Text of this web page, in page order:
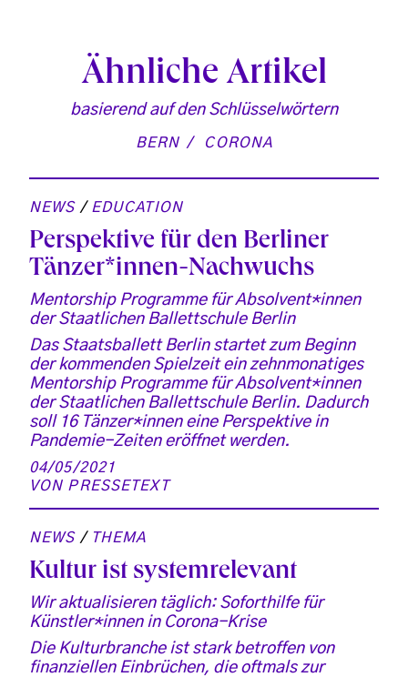
Ähnliche Artikel
basierend auf den Schlüsselwörtern
BERN CORONA
NEWS/ EDUCATION
Perspektive für den Berliner
Tänzer*innen-Nachwuchs
Mentorship Programme für Absolvent*innen
der Staatlichen Ballettschule Berlin
Das Staatsballett Berlin startet zum Beginn
der kommenden Spielzeit ein zehnmonatiges
Mentorship Programme für Absolvent*innen
der Staatlichen Ballettschule Berlin. Dadurch
soll 16 Tänzer*innen eine Perspektive in
Pandemie-Zeiten eröffnet werden.
04/05/2021
VON PRESSETEXT
NEWS/ THEMA
Kultur ist systemrelevant
Wir aktualisieren täglich: Soforthilfe für
Künstler*innen in Corona-Krise
Die Kulturbranche ist stark betroffen von
finanziellen Einbrüchen, die oftmals zur